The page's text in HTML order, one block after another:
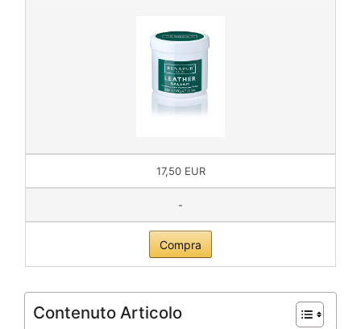
17,50 EUR
-
Compra
Contenuto Articolo